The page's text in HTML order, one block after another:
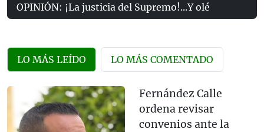
OPINIÓN: ¡La justicia del Supremo!...Y olé
LO MÁS LEÍDO LO MÁS COMENTADO
Fernández Calle
ordena revisar
convenios ante la